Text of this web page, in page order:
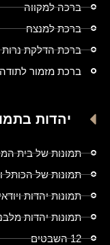
ברכה למקווה
ברכת למנצח
ברכת הדלקת נרות
ברכת מזמור לתודה
יהדות
תמונות של בית
תמונות של הכותל
תמונות יהדות
תמונות יהדות
12 השבטים